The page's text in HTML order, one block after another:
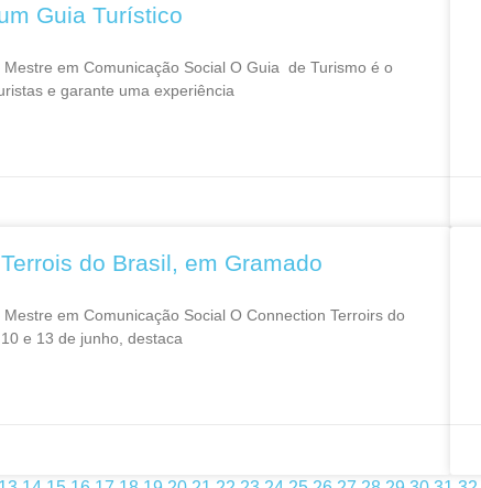
Guia Turístico
em Comunicação Social O Guia de Turismo é o
e garante uma experiência
do Brasil, em Gramado
em Comunicação Social O Connection Terroirs do
e 13 de junho, destaca